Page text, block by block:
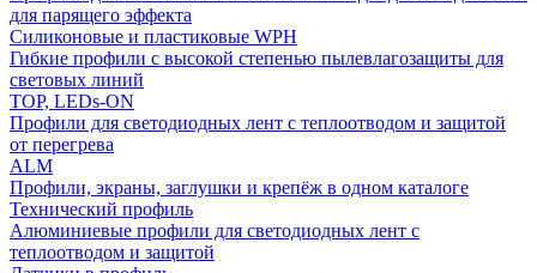
для парящего эффекта
Силиконовые и пластиковые WPH
Гибкие профили с высокой степенью пылевлагозащиты для
световых линий
TOP, LEDs-ON
Профили для светодиодных лент с теплоотводом и защитой
от перегрева
ALM
Профили, экраны, заглушки и крепёж в одном каталоге
Технический профиль
Алюминиевые профили для светодиодных лент с
теплоотводом и защитой